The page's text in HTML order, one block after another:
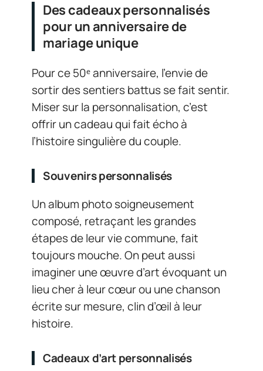
Des cadeaux personnalisés
pour un anniversaire de
mariage unique
Pour ce 50ᵉ anniversaire, l’envie de
sortir des sentiers battus se fait sentir.
Miser sur la personnalisation, c’est
offrir un cadeau qui fait écho à
l’histoire singulière du couple.
Souvenirs personnalisés
Un album photo soigneusement
composé, retraçant les grandes
étapes de leur vie commune, fait
toujours mouche. On peut aussi
imaginer une œuvre d’art évoquant un
lieu cher à leur cœur ou une chanson
écrite sur mesure, clin d’œil à leur
histoire.
Cadeaux d’art personnalisés